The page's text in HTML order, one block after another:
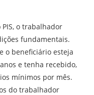
o trabalhador
fundamentais.
o beneficiário esteja
e tenha recebido,
mínimos por mês.
do trabalhador